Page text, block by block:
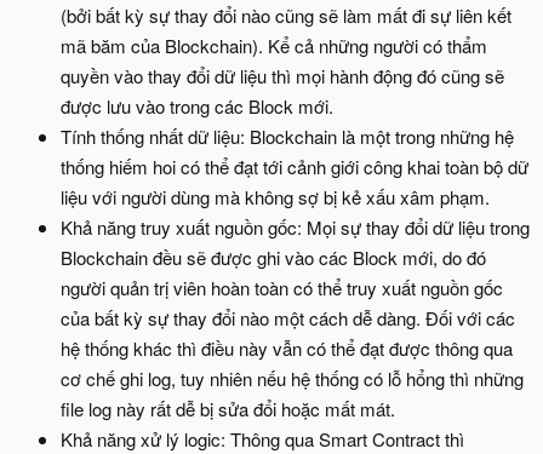
(bởi bất kỳ sự thay đổi nào cũng sẽ làm mất đi sự liên kết
mã băm của Blockchain). Kể cả những người có thẩm
quyền vào thay đổi dữ liệu thì mọi hành động đó cũng sẽ
được lưu vào trong các Block mới.
Tính thống nhất dữ liệu: Blockchain là một trong những hệ
thống hiếm hoi có thể đạt tới cảnh giới công khai toàn bộ dữ
liệu với người dùng mà không sợ bị kẻ xấu xâm phạm.
Khả năng truy xuất nguồn gốc: Mọi sự thay đổi dữ liệu trong
Blockchain đều sẽ được ghi vào các Block mới, do đó
người quản trị viên hoàn toàn có thể truy xuất nguồn gốc
của bất kỳ sự thay đổi nào một cách dễ dàng. Đối với các
hệ thống khác thì điều này vẫn có thể đạt được thông qua
cơ chế ghi log, tuy nhiên nếu hệ thống có lỗ hổng thì những
file log này rất dễ bị sửa đổi hoặc mất mát.
Khả năng xử lý logic: Thông qua Smart Contract thì